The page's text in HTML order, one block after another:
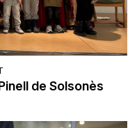
de Solsonès